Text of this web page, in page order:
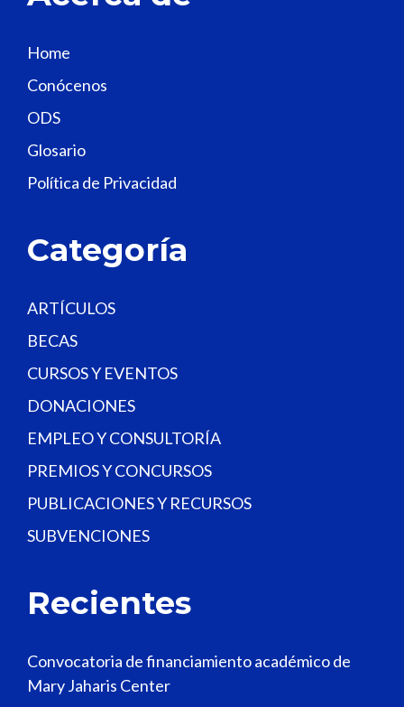
f
i
e
d
b
n
.
Home
Conócenos
ODS
Glosario
Política de Privacidad
Categoría
ARTÍCULOS
BECAS
CURSOS Y EVENTOS
DONACIONES
EMPLEO Y CONSULTORÍA
PREMIOS Y CONCURSOS
PUBLICACIONES Y RECURSOS
SUBVENCIONES
Recientes
Convocatoria de financiamiento académico de
Mary Jaharis Center